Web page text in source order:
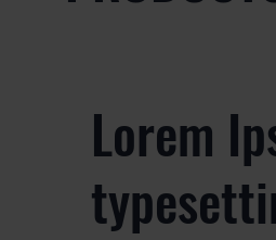
Lorem